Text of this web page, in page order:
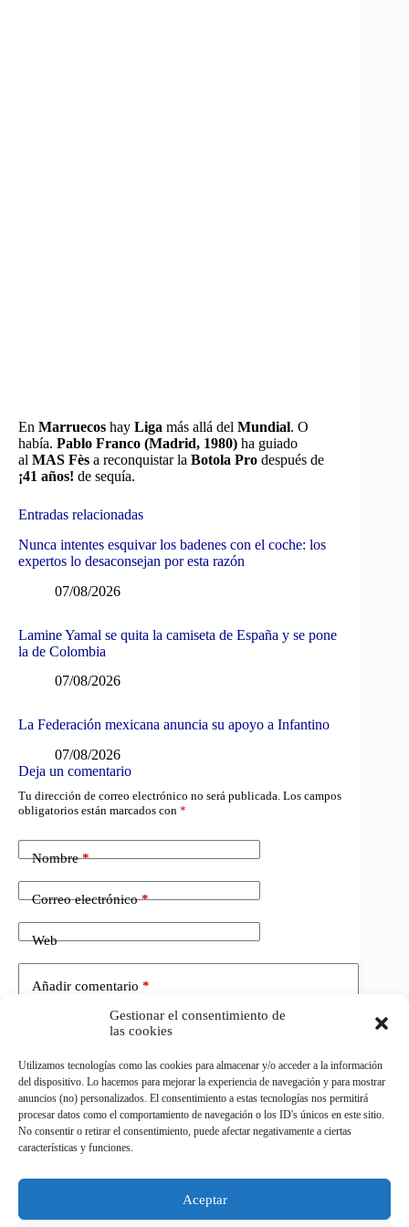
Gestionar el consentimiento de
las cookies
Utilizamos tecnologías como las cookies para almacenar y/o acceder a la información
del dispositivo. Lo hacemos para mejorar la experiencia de navegación y para mostrar
anuncios (no) personalizados. El consentimiento a estas tecnologías nos permitirá
procesar datos como el comportamiento de navegación o los ID's únicos en este sitio.
No consentir o retirar el consentimiento, puede afectar negativamente a ciertas
características y funciones.
Aceptar
En Marruecos hay Liga más allá del Mundial. O
había. Pablo Franco (Madrid, 1980) ha guiado
al MAS Fès a reconquistar la Botola Pro después de
¡41 años! de sequía.
Entradas relacionadas
Nunca intentes esquivar los badenes con el coche: los
expertos lo desaconsejan por esta razón
07/08/2026
Lamine Yamal se quita la camiseta de España y se pone
la de Colombia
07/08/2026
La Federación mexicana anuncia su apoyo a Infantino
07/08/2026
Deja un comentario
Tu dirección de correo electrónico no será publicada. Los campos
obligatorios están marcados con *
Nombre*
Correo electrónico*
Web
Añadir comentario *
Publicar el comentario